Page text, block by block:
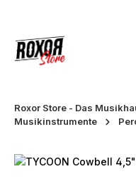
Roxor Store - Das
Musikinstrumente
Bildergalerie